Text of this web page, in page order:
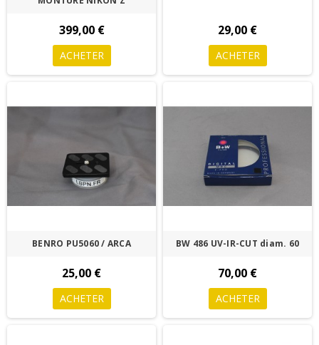
399,00 €
ACHETER
29,00 €
ACHETER
BENRO PU5060 / ARCA
25,00 €
ACHETER
BW 486 UV-IR-CUT diam. 60
70,00 €
ACHETER